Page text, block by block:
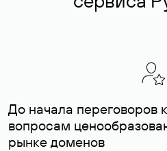
До начала переговоров
вопросам
рынке доменов